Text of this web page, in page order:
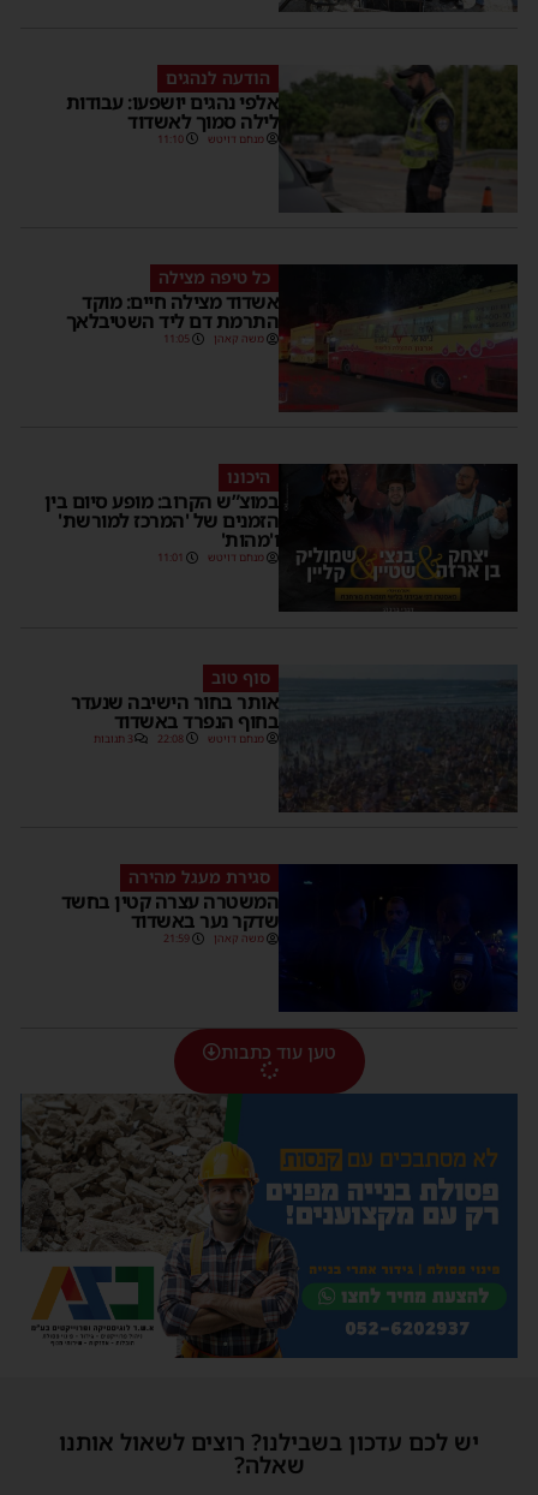
הודעה לנהגים
אלפי נהגים יושפעו: עבודות
לילה סמוך לאשדוד
מנחם דויטש 11:10
כל טיפה מצילה
אשדוד מצילה חיים: מוקד
התרמת דם ליד השטיבלאך
משה קאהן 11:05
היכונו
במוצ”ש הקרוב: מופע סיום בין
הזמנים של 'המרכז למורשת'
ו'מהות'
מנחם דויטש 11:01
סוף טוב
אותר בחור הישיבה שנעדר
בחוף הנפרד באשדוד
מנחם דויטש 22:08 3 תגובות
סגירת מעגל מהירה
המשטרה עצרה קטין בחשד
שדקר נער באשדוד
משה קאהן 21:59
טען עוד כתבות
יש לכם עדכון בשבילנו? רוצים לשאול אותנו
שאלה?